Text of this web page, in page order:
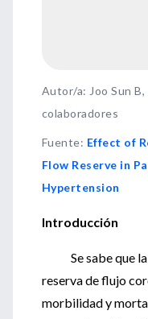
Autor/a: Joo Sun B,
colaboradores
Fuente: Effect of
Flow Reserve in
Hypertension
Introducción
Se sabe que la
reserva de flujo
morbilidad y